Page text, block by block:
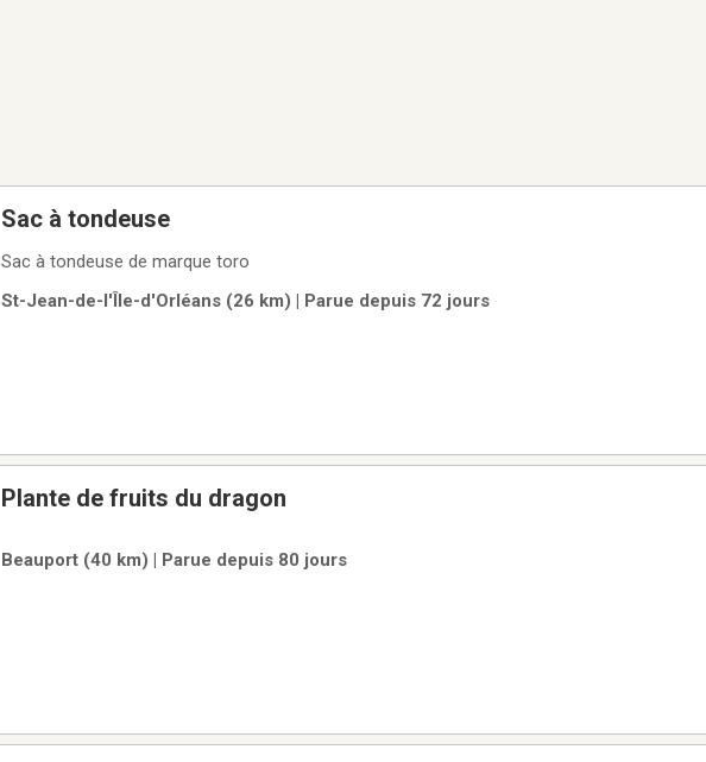
Sac à tondeuse
Sac à tondeuse de marque toro
St-Jean-de-l'Île-d'Orléans (26 km) | Parue depuis 72 jours
Plante de fruits du dragon
Beauport (40 km) | Parue depuis 80 jours